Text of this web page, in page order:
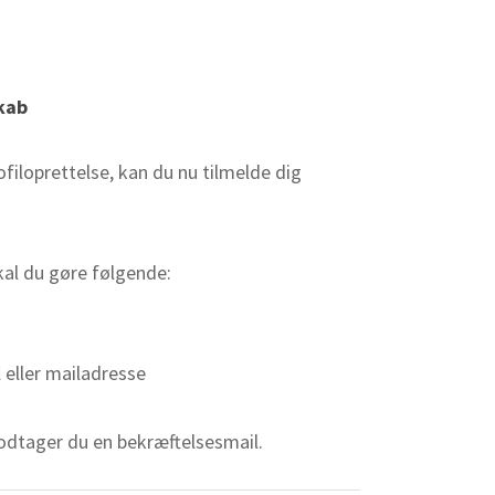
kan du nu tilmelde dig
du gøre følgende:
mailadresse
du en bekræftelsesmail.